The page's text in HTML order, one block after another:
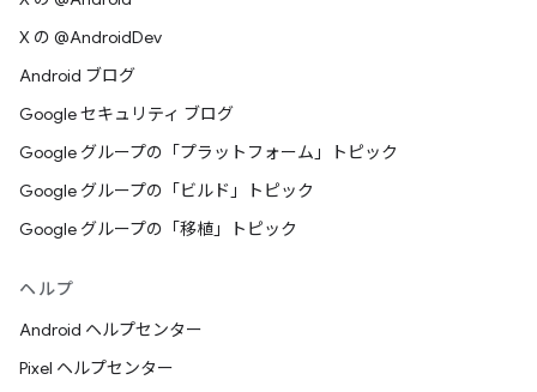
X の @AndroidDev
Android ブログ
Google セキュリティ ブログ
Google グループの「プラットフォーム」トピック
Google グループの「ビルド」トピック
Google グループの「移植」トピック
ヘルプ
Android ヘルプセンター
Pixel ヘルプセンター